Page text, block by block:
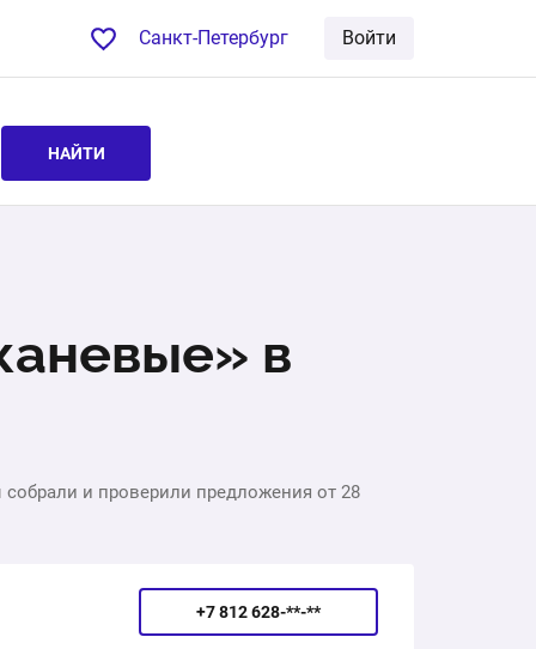
Санкт-Петербург Войти
НАЙТИ
в
и проверили предложения от 28
+7 812 628-**-**